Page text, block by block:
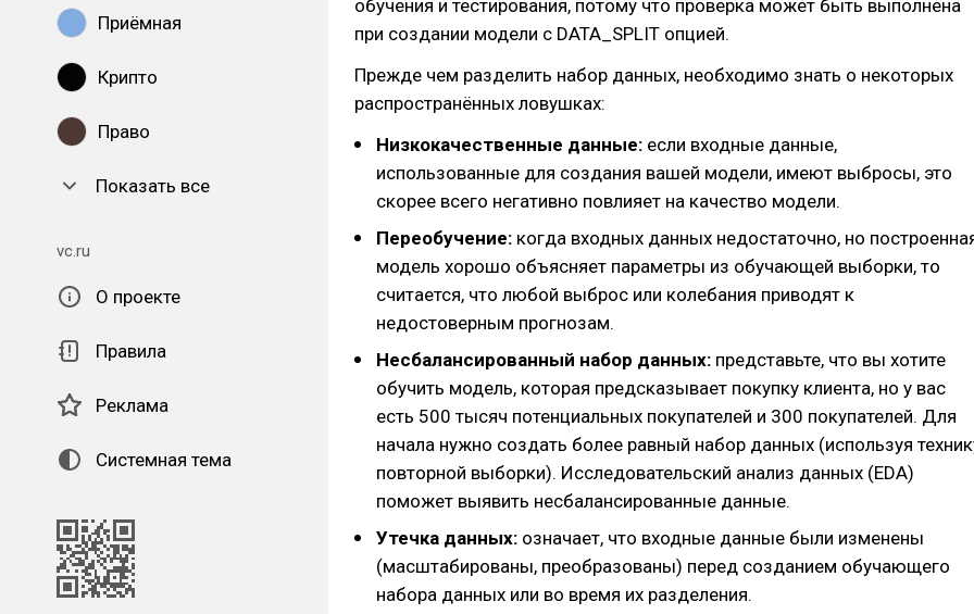
Приёмная
Крипто
Право
Показать все
vc.ru
О проекте
Правила
Реклама
Системная тема
обучения и тестирования, потому что проверка может быть выполнена
при создании модели с DATA_SPLIT опцией.
Прежде чем разделить набор данных, необходимо знать о некоторых
распространённых ловушках:
Низкокачественные данные: если входные данные,
использованные для создания вашей модели, имеют выбросы, это
скорее всего негативно повлияет на качество модели.
Переобучение: когда входных данных недостаточно, но
модель хорошо объясняет параметры из обучающей выборки, то
считается, что любой выброс или колебания приводят к
недостоверным прогнозам.
Несбалансированный набор данных: представьте, что вы хотите
обучить модель, которая предсказывает покупку клиента, но у вас
есть 500 тысяч потенциальных покупателей и 300 покупателей. Для
начала нужно создать более равный набор данных (используя
повторной выборки). Исследовательский анализ данных (EDA)
поможет выявить несбалансированные данные.
Утечка данных: означает, что входные данные были изменены
(масштабированы, преобразованы) перед созданием обучающего
набора данных или во время их разделения.